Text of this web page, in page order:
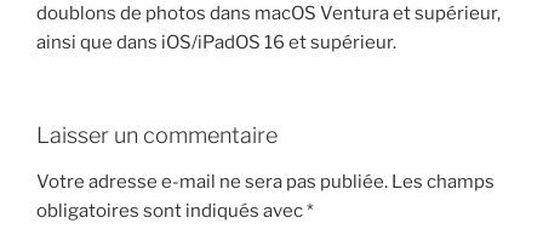
doublons de photos dans macOS Ventura et supérieur,
ainsi que dans iOS/iPadOS 16 et supérieur.
Laisser un commentaire
Votre adresse e-mail ne sera pas publiée. Les champs
obligatoires sont indiqués avec*